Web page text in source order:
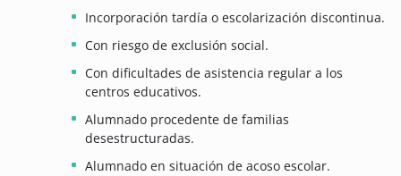
Incorporación tardía o escolarización discontinua.
Con riesgo de exclusión social.
Con dificultades de asistencia regular a los
centros educativos.
Alumnado procedente de familias
desestructuradas.
Alumnado en situación de acoso escolar.